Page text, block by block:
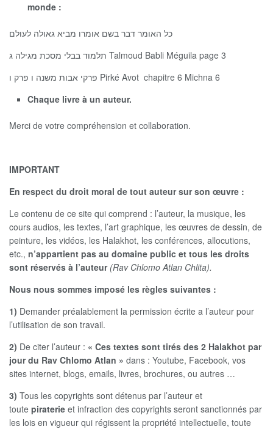
monde :
כל האומר דבר בשם אומרו מביא גאולה לעולם
תלמוד בבלי מסכת מגילה ג Talmoud Babli Méguila page 3
פרקי אבות משנה ו פרק ו Pirké Avot chapitre 6 Michna 6
Chaque livre à un auteur.
Merci de votre compréhension et collaboration.
IMPORTANT
En respect du droit moral de tout auteur sur son œuvre :
Le contenu de ce site qui comprend : l’auteur, la musique, les
cours audios, les textes, l’art graphique, les œuvres de dessin, de
peinture, les vidéos, les Halakhot, les conférences, allocutions,
etc., n’appartient pas au domaine public et tous les droits
sont réservés à l’auteur (Rav Chlomo Atlan Chlita).
Nous nous sommes imposé les règles suivantes :
1) Demander préalablement la permission écrite a l’auteur pour
l’utilisation de son travail.
2) De citer l’auteur : « Ces textes sont tirés des 2 Halakhot par
jour du Rav Chlomo Atlan » dans : Youtube, Facebook, vos
sites internet, blogs, emails, livres, brochures, ou autres …
3) Tous les copyrights sont détenus par l’auteur et
toute piraterie et infraction des copyrights seront sanctionnés par
les lois en vigueur qui régissent la propriété intellectuelle, toute